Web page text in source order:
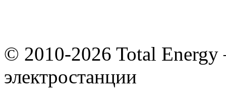
© 2010-2026 Total
электростанции